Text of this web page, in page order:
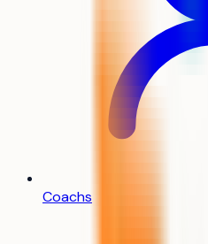
Coachs